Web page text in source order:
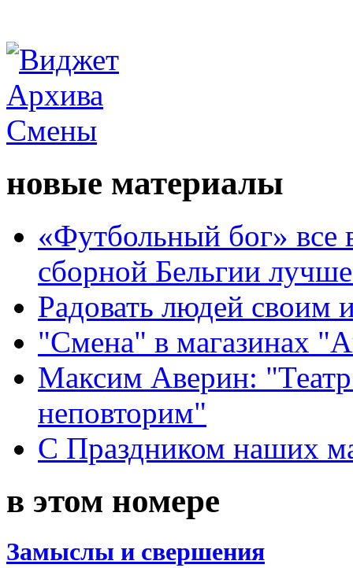
новые материалы
«Футбольный бог» все
сборной Бельгии
Радовать людей своим
"Смена" в магазинах
Максим Аверин:
неповторим"
С Праздником наших
в этом номере
Замыслы и свершения